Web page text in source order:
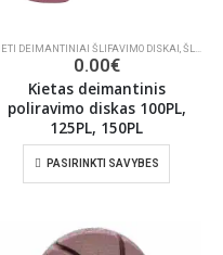
POLIRAVIMO INSTRUMENTAI
DEIMANTINIAI ŠLIFAVIMO DISKAI ŠLIFAVIMO/POLIRAVIMO INSTRUMENTAI
0.00€
Kietas deimantinis
poliravimo diskas 100PL,
125PL, 150PL
PASIRINKTI SAVYBES